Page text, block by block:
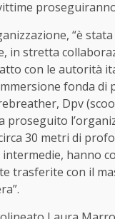
“è
in stretta
con le autorità
fonda
Dpv
proseguito
30 metri di
hanno
trasferite con il